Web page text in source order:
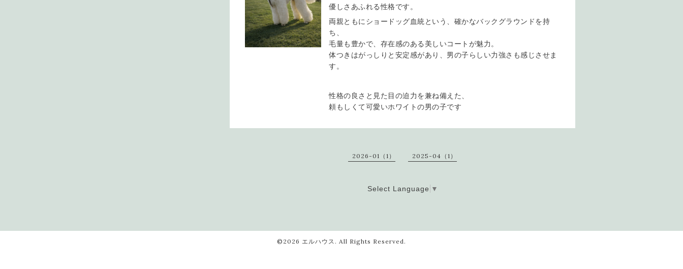
優しさあふれる性格です。
両親ともにショードッグ血統という、確かなバックグラウンドを持
ち、
毛量も豊かで、存在感のある美しいコートが魅力。
体つきはがっしりと安定感があり、男の子らしい力強さも感じさせま
す。
性格の良さと見た目の迫力を兼ね備えた、
頼もしくて可愛いホワイトの男の子です
2026-01（1） 2025-04（1）
Select Language ▼
©2026 エルハウス . All Rights Reserved.